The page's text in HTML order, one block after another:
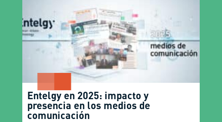
Entelgy en 2025: impacto y
presencia en los medios de
comunicación